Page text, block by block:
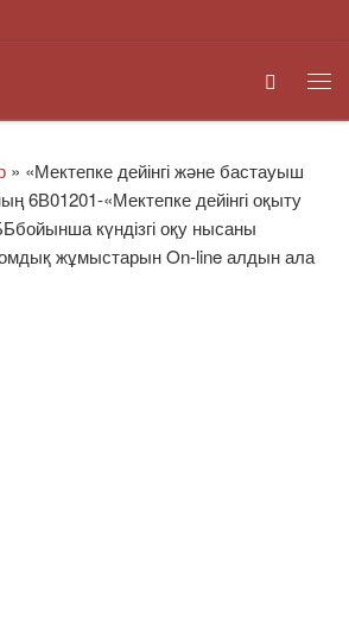
Search
» «Мектепке дейінгі және бастауыш
6В01201-«Мектепке дейінгі оқыту
күндізгі оқу нысаны
жұмыстарын On-line алдын ала